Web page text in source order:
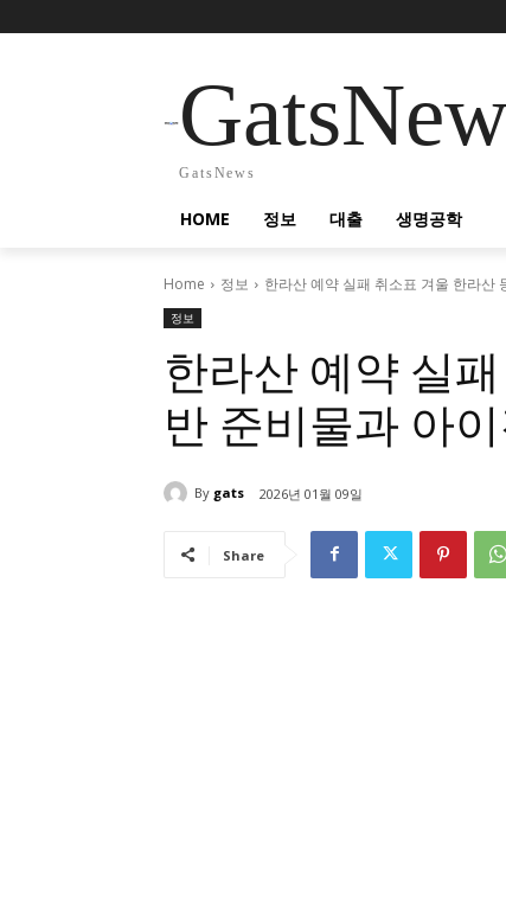
GatsNews
HOME 정보 대출 생명공학
Home 정보 한라산 예약 실패 취소표 겨울 한라산
정보
한라산 예약 실
반 준비물과 아
By gats 2026년 01월 09일
Share